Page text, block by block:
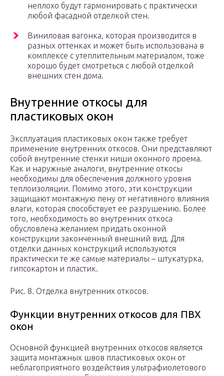
неплохо будут гармонировать с практически
любой фасадной отделкой стен.
Виниловая вагонка, которая производится в
разных оттенках и может быть использована в
комплексе с утеплительным материалом, тоже
хорошо будет смотреться с любой отделкой
внешних стен дома.
Внутренние откосы для
пластиковых окон
Эксплуатация пластиковых окон также требует
применение внутренних откосов. Они представляют
собой внутренние стенки ниши оконного проема.
Как и наружные аналоги, внутренние откосы
необходимы для обеспечения должного уровня
теплоизоляции. Помимо этого, эти конструкции
защищают монтажную пену от негативного влияния
влаги, которая способствует ее разрушению. Более
того, необходимость во внутренних откоса
обусловлена желанием придать оконной
конструкции законченный внешний вид. Для
отделки данных конструкций используются
практически те же самые материалы – штукатурка,
гипсокартон и пластик.
Рис. 8. Отделка внутренних откосов.
Функции внутренних откосов для ПВХ
окон
Основной функцией внутренних откосов является
защита монтажных швов пластиковых окон от
неблагоприятного воздействия ультрафиолетового